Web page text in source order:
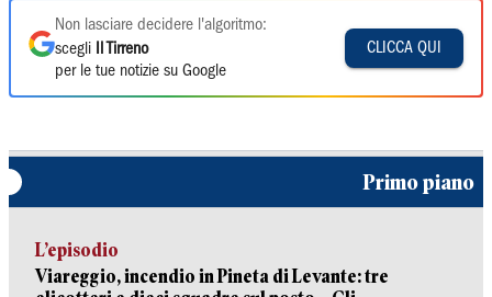
Non lasciare decidere l'algoritmo:
scegli
Il Tirreno
per le tue notizie su Google
CLICCA QUI
Primo piano
L’episodio
Viareggio, incendio in Pineta di Levante: tre